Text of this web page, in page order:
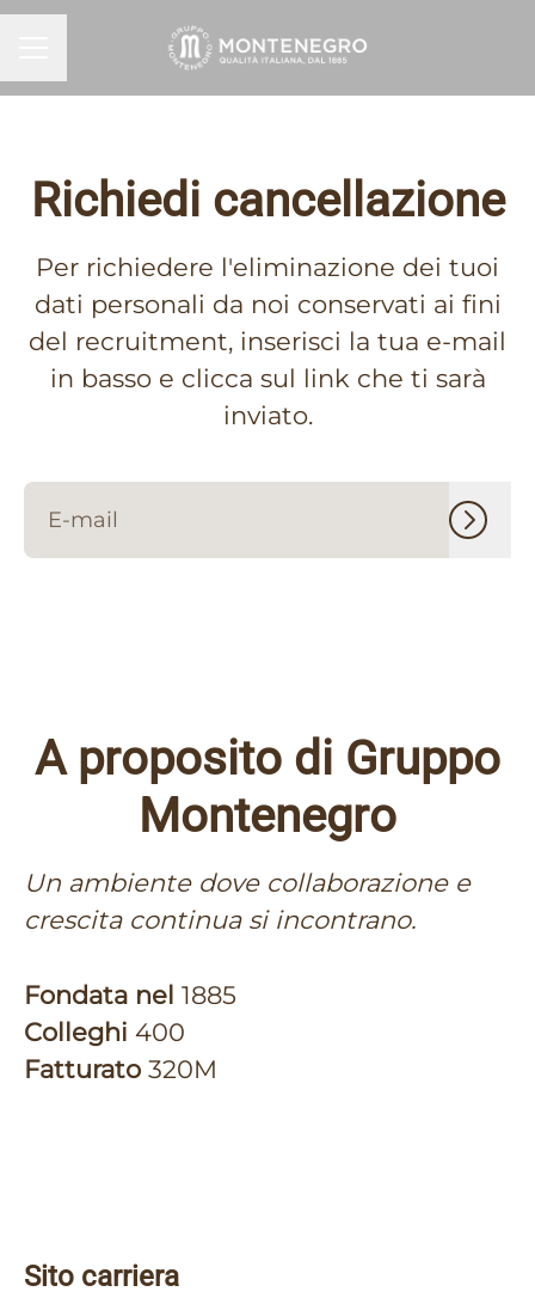
MENU CARRIERA
Richiedi cancellazione
Per richiedere l'eliminazione dei tuoi
dati personali da noi conservati ai fini
del recruitment, inserisci la tua e-mail
in basso e clicca sul link che ti sarà
inviato.
A proposito di Gruppo
Montenegro
Un ambiente dove collaborazione e
crescita continua si incontrano.
Fondata nel 1885
Colleghi 400
Fatturato 320M
Sito carriera